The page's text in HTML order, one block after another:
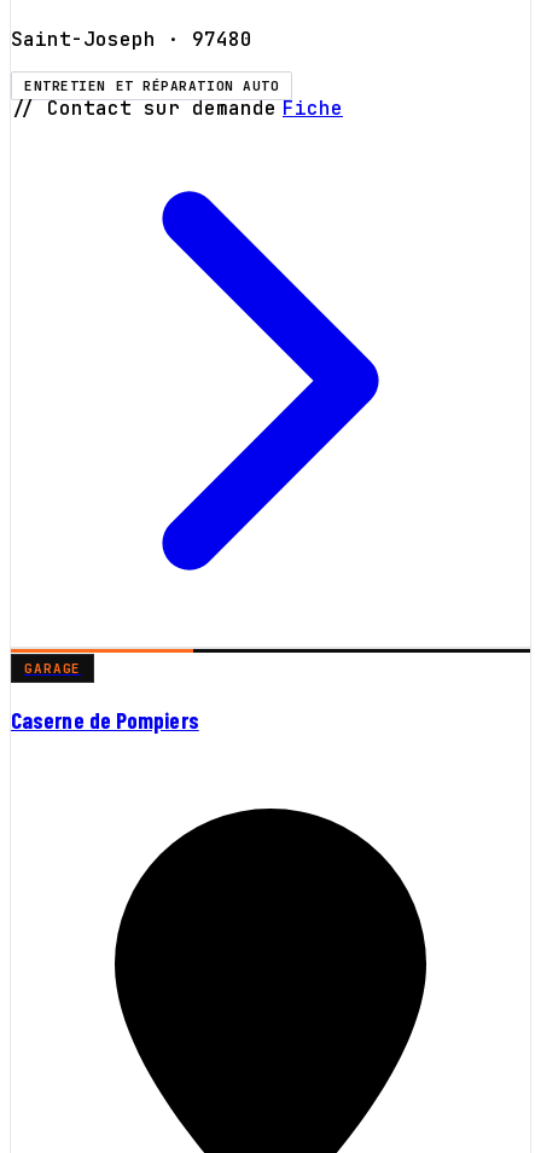
Saint-Joseph · 97480
ENTRETIEN ET RÉPARATION AUTO
// Contact sur demande Fiche
GARAGE
Caserne de Pompiers